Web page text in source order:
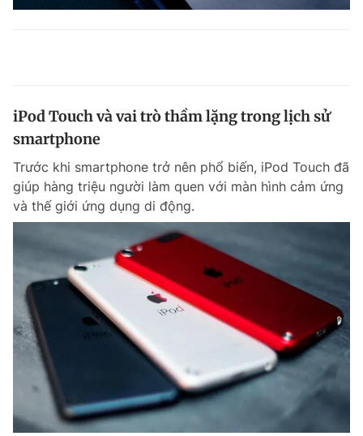
iPod Touch và vai trò thầm lặng trong lịch sử
smartphone
Trước khi smartphone trở nên phổ biến, iPod Touch đã
giúp hàng triệu người làm quen với màn hình cảm ứng
và thế giới ứng dụng di động.